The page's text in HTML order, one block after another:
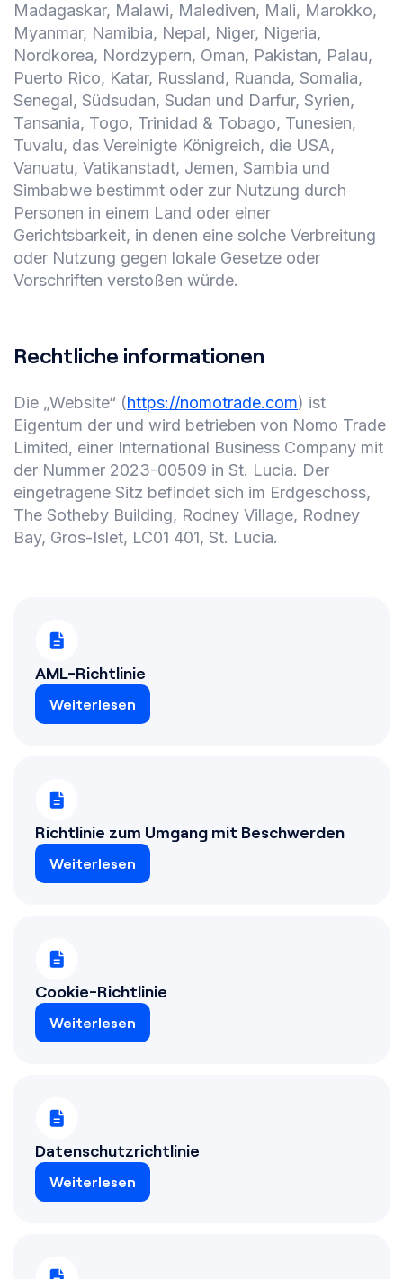
Madagaskar, Malawi, Malediven, Mali, Marokko,
Myanmar, Namibia, Nepal, Niger, Nigeria,
Nordkorea, Nordzypern, Oman, Pakistan, Palau,
Puerto Rico, Katar, Russland, Ruanda, Somalia,
Senegal, Südsudan, Sudan und Darfur, Syrien,
Tansania, Togo, Trinidad & Tobago, Tunesien,
Tuvalu, das Vereinigte Königreich, die USA,
Vanuatu, Vatikanstadt, Jemen, Sambia und
Simbabwe bestimmt oder zur Nutzung durch
Personen in einem Land oder einer
Gerichtsbarkeit, in denen eine solche Verbreitung
oder Nutzung gegen lokale Gesetze oder
Vorschriften verstoßen würde.
Rechtliche informationen
Die „Website“ (https://nomotrade.com) ist
Eigentum der und wird betrieben von Nomo Trade
Limited, einer International Business Company mit
der Nummer 2023-00509 in St. Lucia. Der
eingetragene Sitz befindet sich im Erdgeschoss,
The Sotheby Building, Rodney Village, Rodney
Bay, Gros-Islet, LC01 401, St. Lucia.
AML-Richtlinie
Weiterlesen
Richtlinie zum Umgang mit Beschwerden
Weiterlesen
Cookie-Richtlinie
Weiterlesen
Datenschutzrichtlinie
Weiterlesen